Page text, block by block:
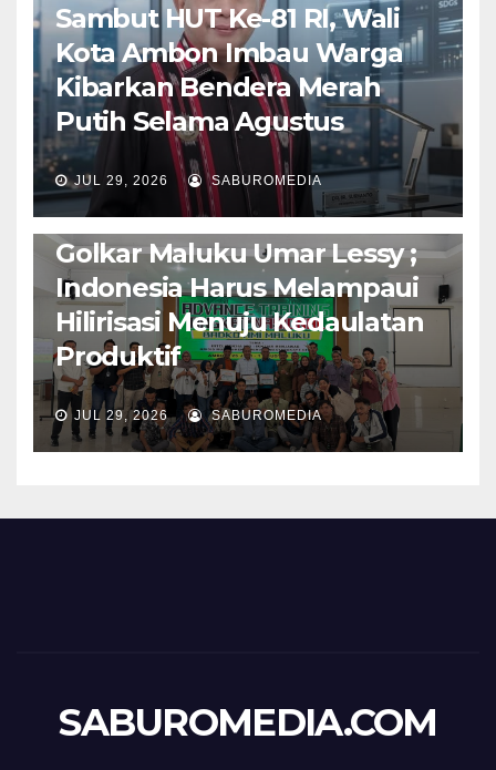
Sambut HUT Ke-81 RI, Wali
Kota Ambon Imbau Warga
Kibarkan Bendera Merah
Putih Selama Agustus
JUL 29, 2026 SABUROMEDIA
AMBON METRO JURNALISME AKTIVIS
PENDIDIKAN & OLAHRAGA THE MOLUCCAS
Isi Materi LK-III HMI, Ketua
Golkar Maluku Umar Lessy ;
Indonesia Harus Melampaui
Hilirisasi Menuju Kedaulatan
Produktif
JUL 29, 2026 SABUROMEDIA
SABUROMEDIA.COM